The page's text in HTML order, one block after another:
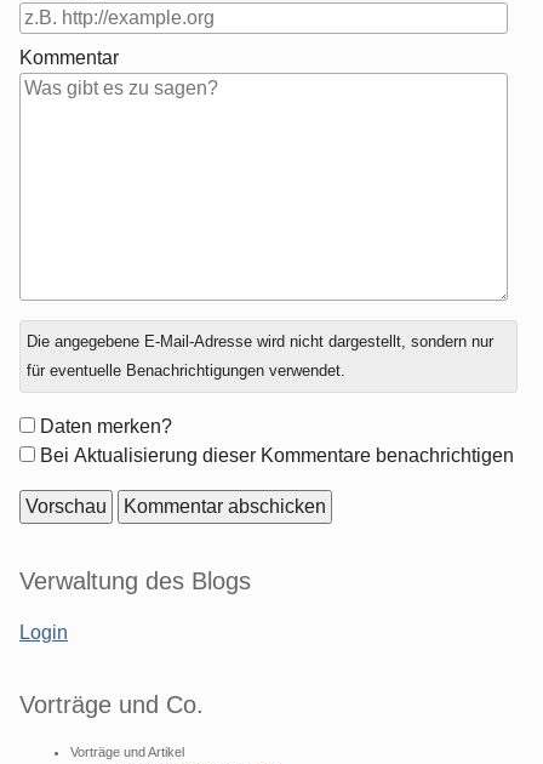
Kommentar
Antwort
zu
Die angegebene E-Mail-Adresse wird nicht dargestellt, sondern nur
für eventuelle Benachrichtigungen verwendet.
Formular-
Optionen
Daten merken?
Bei Aktualisierung dieser Kommentare benachrichtigen
Seitenleiste
Verwaltung des Blogs
Login
Vorträge und Co.
Vorträge und Artikel